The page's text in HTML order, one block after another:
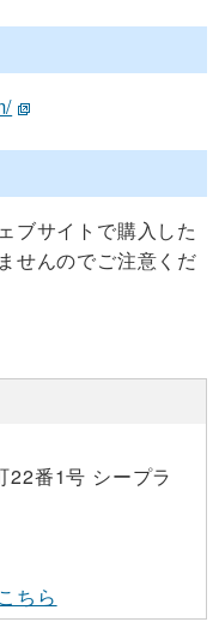
ブサイトで購入した
せんのでご注意くだ
22番1号 シープラ
こちら